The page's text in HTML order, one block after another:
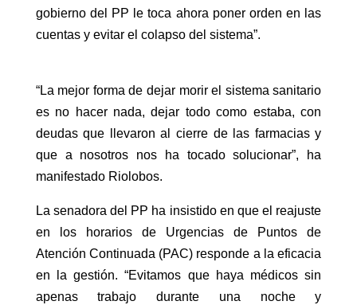
gobierno del PP le toca ahora poner orden en las
cuentas y evitar el colapso del sistema”.
“La mejor forma de dejar morir el sistema sanitario
es no hacer nada, dejar todo como estaba, con
deudas que llevaron al cierre de las farmacias y
que a nosotros nos ha tocado solucionar”, ha
manifestado Riolobos.
La senadora del PP ha insistido en que el reajuste
en los horarios de Urgencias de Puntos de
Atención Continuada (PAC) responde a la eficacia
en la gestión. “Evitamos que haya médicos sin
apenas trabajo durante una noche y